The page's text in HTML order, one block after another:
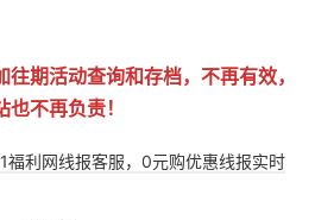
期活动查询和存档，不再有效，
也不再负责！
福利网线报客服，0元购优惠线报实时